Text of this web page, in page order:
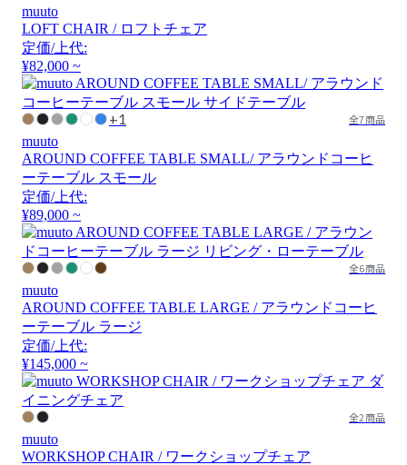
muuto
LOFT CHAIR / ロフトチェア
定価/上代:
¥82,000 ~
+1 全7商品
muuto
AROUND COFFEE TABLE SMALL/ アラウンドコーヒ
ーテーブル スモール
定価/上代:
¥89,000 ~
全6商品
muuto
AROUND COFFEE TABLE LARGE / アラウンドコーヒ
ーテーブル ラージ
定価/上代:
¥145,000 ~
全2商品
muuto
WORKSHOP CHAIR / ワークショップチェア